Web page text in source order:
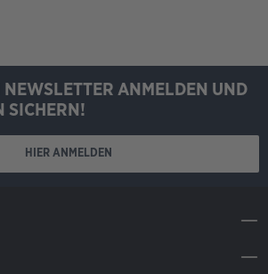
NEWSLETTER ANMELDEN UND
SICHERN!
HIER ANMELDEN